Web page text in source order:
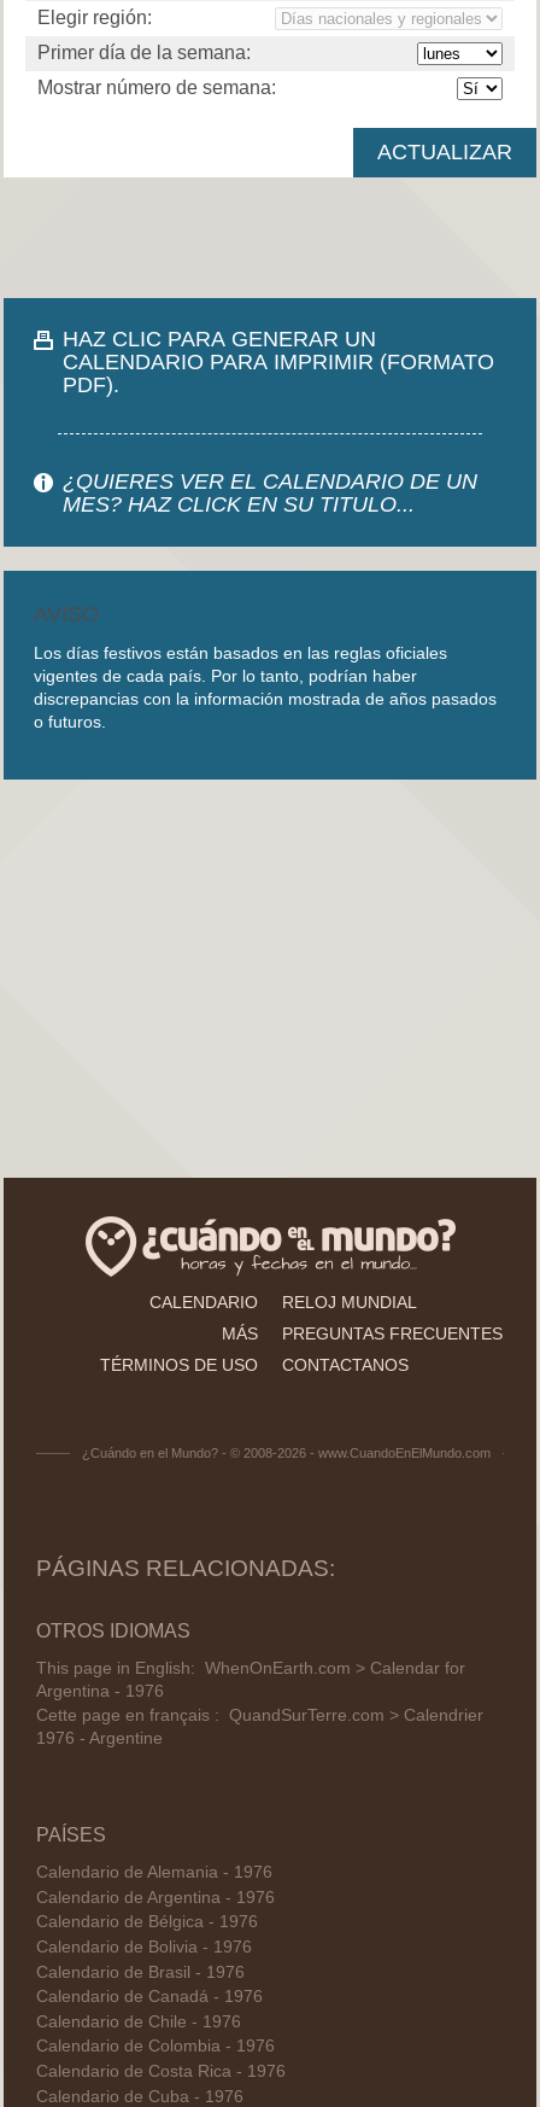
Elegir región:
Primer día de la semana:
Mostrar número de semana:
HAZ CLIC PARA GENERAR UN
CALENDARIO PARA IMPRIMIR (FORMATO
PDF).
¿QUIERES VER EL CALENDARIO DE UN
MES? HAZ CLICK EN SU TITULO...
AVISO
Los días festivos están basados en las reglas oficiales
vigentes de cada país. Por lo tanto, podrían haber
discrepancias con la información mostrada de años pasados
o futuros.
CALENDARIO
RELOJ MUNDIAL
MÁS
PREGUNTAS FRECUENTES
TÉRMINOS DE USO
CONTACTANOS
¿Cuándo en el Mundo? - © 2008-2026 - www.CuandoEnElMundo.com
PÁGINAS RELACIONADAS:
OTROS IDIOMAS
This page in English: WhenOnEarth.com > Calendar for
Argentina - 1976
Cette page en français : QuandSurTerre.com > Calendrier
1976 - Argentine
PAÍSES
Calendario de Alemania - 1976
Calendario de Argentina - 1976
Calendario de Bélgica - 1976
Calendario de Bolivia - 1976
Calendario de Brasil - 1976
Calendario de Canadá - 1976
Calendario de Chile - 1976
Calendario de Colombia - 1976
Calendario de Costa Rica - 1976
Calendario de Cuba - 1976